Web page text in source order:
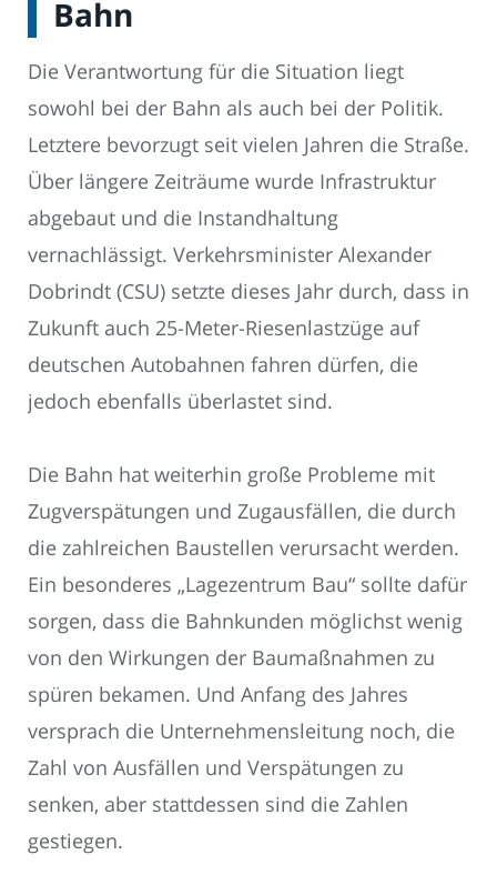
Bahn
Die Verantwortung für die Situation liegt
sowohl bei der Bahn als auch bei der Politik.
Letztere bevorzugt seit vielen Jahren die Straße.
Über längere Zeiträume wurde Infrastruktur
abgebaut und die Instandhaltung
vernachlässigt. Verkehrsminister Alexander
Dobrindt (CSU) setzte dieses Jahr durch, dass in
Zukunft auch 25-Meter-Riesenlastzüge auf
deutschen Autobahnen fahren dürfen, die
jedoch ebenfalls überlastet sind.
Die Bahn hat weiterhin große Probleme mit
Zugverspätungen und Zugausfällen, die durch
die zahlreichen Baustellen verursacht werden.
Ein besonderes „Lagezentrum Bau“ sollte dafür
sorgen, dass die Bahnkunden möglichst wenig
von den Wirkungen der Baumaßnahmen zu
spüren bekamen. Und Anfang des Jahres
versprach die Unternehmensleitung noch, die
Zahl von Ausfällen und Verspätungen zu
senken, aber stattdessen sind die Zahlen
gestiegen.